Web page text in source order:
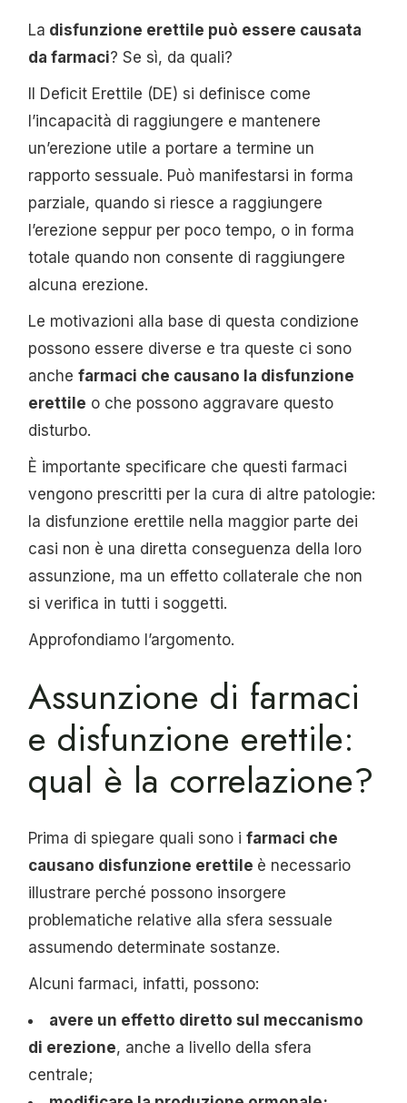
La disfunzione erettile può essere causata
da farmaci? Se sì, da quali?
Il Deficit Erettile (DE) si definisce come
l’incapacità di raggiungere e mantenere
un’erezione utile a portare a termine un
rapporto sessuale. Può manifestarsi in forma
parziale, quando si riesce a raggiungere
l’erezione seppur per poco tempo, o in forma
totale quando non consente di raggiungere
alcuna erezione.
Le motivazioni alla base di questa condizione
possono essere diverse e tra queste ci sono
anchefarmaci che causano la disfunzione
erettile o che possono aggravare questo
disturbo.
È importante specificare che questi farmaci
vengono prescritti per la cura di altre patologie:
la disfunzione erettile nella maggior parte dei
casi non è una diretta conseguenza della loro
assunzione, ma un effetto collaterale che non
si verifica in tutti i soggetti.
Approfondiamo l’argomento.
Assunzione di farmaci
e disfunzione erettile:
qual è la correlazione?
Prima di spiegare quali sono ifarmaci che
causano disfunzione erettile è necessario
illustrare perché possono insorgere
problematiche relative alla sfera sessuale
assumendo determinate sostanze.
Alcuni farmaci, infatti, possono:
avere un effetto diretto sul meccanismo
di erezione, anche a livello della sfera
centrale;